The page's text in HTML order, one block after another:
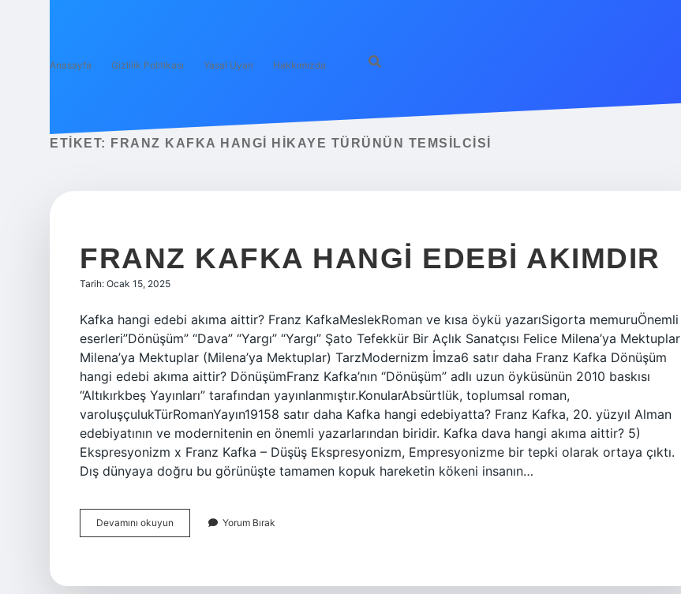
Anasayfa Gizlilik Politikası Yasal Uyarı Hakkımızda
ETIKET: FRANZ KAFKA HANGI HIKAYE TÜRÜNÜN TEMSILCISI
FRANZ KAFKA HANGI EDEBI AKIMDIR
Tarih: Ocak 15, 2025
Kafka hangi edebi akıma aittir? Franz KafkaMeslekRoman ve kısa öykü yazarıSigorta memuruÖnemli
eserleri”Dönüşüm” “Dava” “Yargı” “Yargı” Şato Tefekkür Bir Açlık Sanatçısı Felice Milena’ya Mektuplar
Milena’ya Mektuplar (Milena’ya Mektuplar) TarzModernizm İmza6 satır daha Franz Kafka Dönüşüm
hangi edebi akıma aittir? DönüşümFranz Kafka’nın “Dönüşüm” adlı uzun öyküsünün 2010 baskısı
“Altıkırkbeş Yayınları” tarafından yayınlanmıştır.KonularAbsürtlük, toplumsal roman,
varoluşçulukTürRomanYayın19158 satır daha Kafka hangi edebiyatta? Franz Kafka, 20. yüzyıl Alman
edebiyatının ve modernitenin en önemli yazarlarından biridir. Kafka dava hangi akıma aittir? 5)
Ekspresyonizm x Franz Kafka – Düşüş Ekspresyonizm, Empresyonizme bir tepki olarak ortaya çıktı.
Dış dünyaya doğru bu görünüşte tamamen kopuk hareketin kökeni insanın…
Devamını okuyun
Kafka
Yorum Bırak